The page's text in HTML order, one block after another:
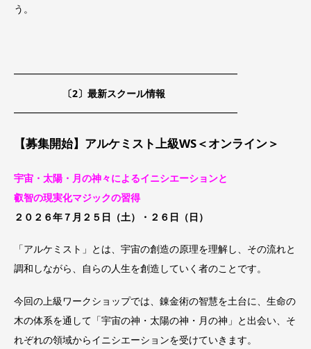
う。
━━━━━━━━━━━━━━━━━━━━━━━
〔2〕最新スクール情報
━━━━━━━━━━━━━━━━━━━━━━━
【募集開始】アルケミスト上級WS＜オンライン＞
宇宙・太陽・月の神々によるイニシエーションと
叡智の現実化マジックの習得
２０２６年７月２５日（土）・２６日（日）
「アルケミスト」とは、宇宙の創造の原理を理解し、その流れと
調和しながら、自らの人生を創造していく者のことです。
今回の上級ワークショップでは、錬金術の智慧を土台に、生命の
木の体系を通して「宇宙の神・太陽の神・月の神」と出会い、そ
れぞれの領域からイニシエーションを受けていきます。